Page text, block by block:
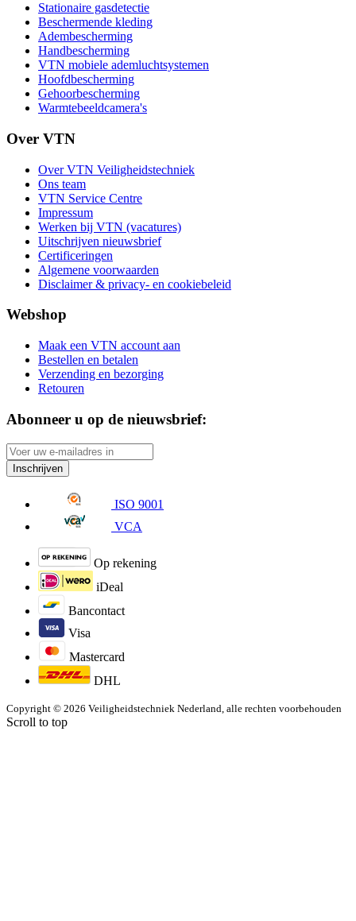
Stationaire gasdetectie
Beschermende kleding
Adembescherming
Handbescherming
VTN mobiele ademluchtsystemen
Hoofdbescherming
Gehoorbescherming
Warmtebeeldcamera's
Over VTN
Over VTN Veiligheidstechniek
Ons team
VTN Service Centre
Impressum
Werken bij VTN (vacatures)
Uitschrijven nieuwsbrief
Certificeringen
Algemene voorwaarden
Disclaimer & privacy- en cookiebeleid
Webshop
Maak een VTN account aan
Bestellen en betalen
Verzending en bezorging
Retouren
Abonneer u op de nieuwsbrief:
Inschrijven
ISO 9001
VCA
Op rekening
iDeal
Bancontact
Visa
Mastercard
DHL
Copyright © 2026 Veiligheidstechniek Nederland, alle rechten voorbehouden
Scroll to top